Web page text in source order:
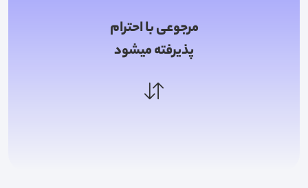
مرجوعی با احترام
پذیرفته میشود